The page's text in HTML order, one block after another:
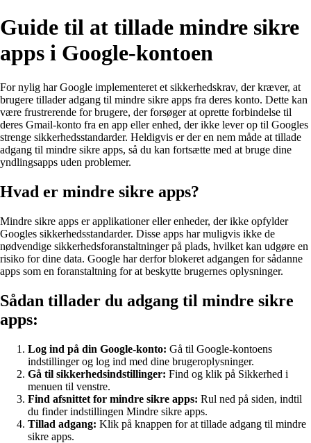
Guide til at tillade mindre sikre
apps i Google-kontoen
For nylig har Google implementeret et sikkerhedskrav, der kræver, at
brugere tillader adgang til mindre sikre apps fra deres konto. Dette kan
være frustrerende for brugere, der forsøger at oprette forbindelse til
deres Gmail-konto fra en app eller enhed, der ikke lever op til Googles
strenge sikkerhedsstandarder. Heldigvis er der en nem måde at tillade
adgang til mindre sikre apps, så du kan fortsætte med at bruge dine
yndlingsapps uden problemer.
Hvad er mindre sikre apps?
Mindre sikre apps er applikationer eller enheder, der ikke opfylder
Googles sikkerhedsstandarder. Disse apps har muligvis ikke de
nødvendige sikkerhedsforanstaltninger på plads, hvilket kan udgøre en
risiko for dine data. Google har derfor blokeret adgangen for sådanne
apps som en foranstaltning for at beskytte brugernes oplysninger.
Sådan tillader du adgang til mindre sikre
apps:
Log ind på din Google-konto: Gå til Google-kontoens
indstillinger og log ind med dine brugeroplysninger.
Gå til sikkerhedsindstillinger: Find og klik på Sikkerhed i
menuen til venstre.
Find afsnittet for mindre sikre apps: Rul ned på siden, indtil
du finder indstillingen Mindre sikre apps.
Tillad adgang: Klik på knappen for at tillade adgang til mindre
sikre apps.